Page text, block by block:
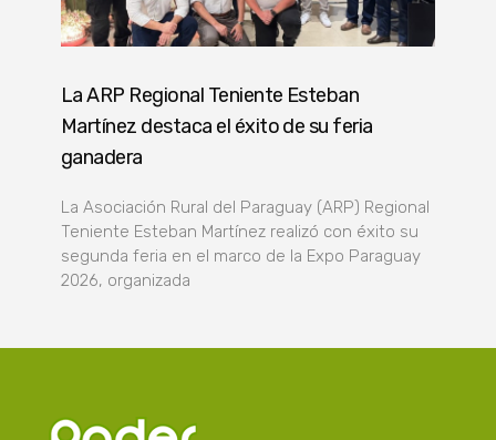
La ARP Regional Teniente Esteban
Martínez destaca el éxito de su feria
ganadera
La Asociación Rural del Paraguay (ARP) Regional
Teniente Esteban Martínez realizó con éxito su
segunda feria en el marco de la Expo Paraguay
2026, organizada